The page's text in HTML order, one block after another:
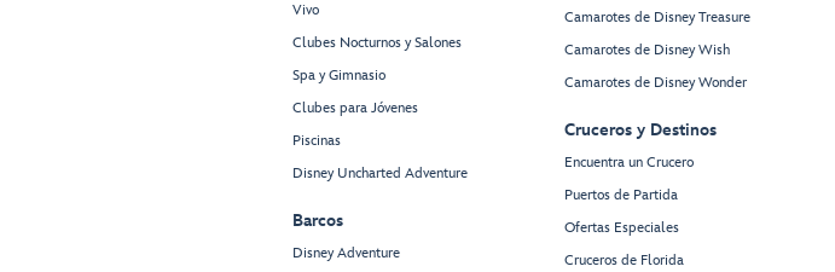
Vivo
Clubes Nocturnos y Salones
Spa y Gimnasio
Clubes para Jóvenes
Piscinas
Disney Uncharted Adventure
Barcos
Disney Adventure
Camarotes de Disney Treasure
Camarotes de Disney Wish
Camarotes de Disney Wonder
Cruceros y Destinos
Encuentra un Crucero
Puertos de Partida
Ofertas Especiales
Cruceros de Florida